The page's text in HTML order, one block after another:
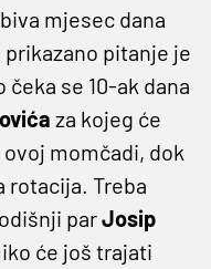
mjesec dana
pitanje je
se 10-ak dana
za kojeg će
momčadi, dok
rotacija. Treba
parJosip
će još trajati